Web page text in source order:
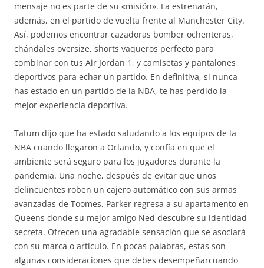
mensaje no es parte de su «misión». La estrenarán,
además, en el partido de vuelta frente al Manchester City.
Así, podemos encontrar cazadoras bomber ochenteras,
chándales oversize, shorts vaqueros perfecto para
combinar con tus Air Jordan 1, y camisetas y pantalones
deportivos para echar un partido. En definitiva, si nunca
has estado en un partido de la NBA, te has perdido la
mejor experiencia deportiva.
Tatum dijo que ha estado saludando a los equipos de la
NBA cuando llegaron a Orlando, y confía en que el
ambiente será seguro para los jugadores durante la
pandemia. Una noche, después de evitar que unos
delincuentes roben un cajero automático con sus armas
avanzadas de Toomes, Parker regresa a su apartamento en
Queens donde su mejor amigo Ned descubre su identidad
secreta. Ofrecen una agradable sensación que se asociará
con su marca o artículo. En pocas palabras, estas son
algunas consideraciones que debes desempeñarcuando